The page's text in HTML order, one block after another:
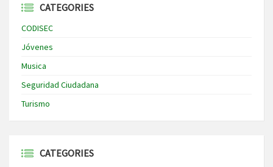
CATEGORIES
CODISEC
Jóvenes
Musica
Seguridad Ciudadana
Turismo
CATEGORIES